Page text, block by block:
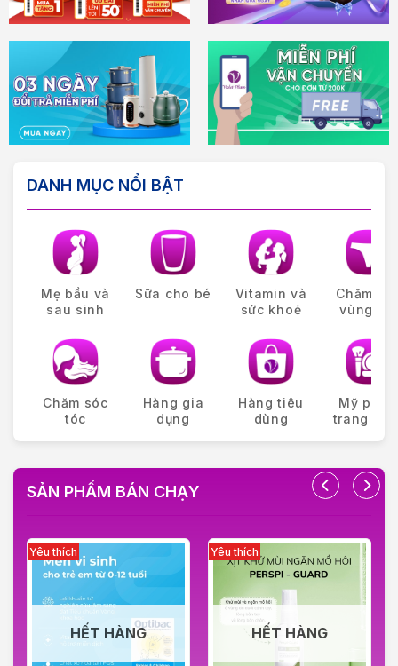
DANH MỤC NỔI BẬT
Mẹ bầu và
sau sinh
Chăm sóc
tóc
Sữa cho bé
Hàng gia
dụng
Vitamin và
sức khoẻ
Hàng tiêu
dùng
Chăm
vùng kín
Mỹ phẩm
trang
SẢN PHẨM BÁN CHẠY
HẾT HÀNG HẾT HÀNG